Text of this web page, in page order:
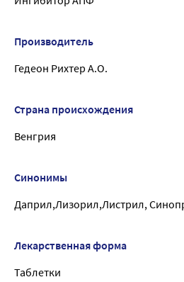
Производитель
Гедеон Рихтер А.О.
Страна происхождения
Венгрия
Синонимы
Даприл,Лизорил,Листрил,
Лекарственная форма
Таблетки